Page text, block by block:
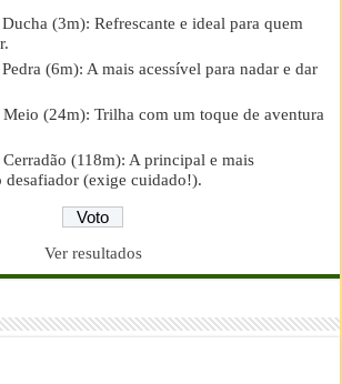
(3m): Refrescante e ideal para quem
(6m): A mais acessível para nadar e dar
(24m): Trilha com um toque de aventura
(118m): A principal e mais
desafiador (exige cuidado!).
Ver resultados